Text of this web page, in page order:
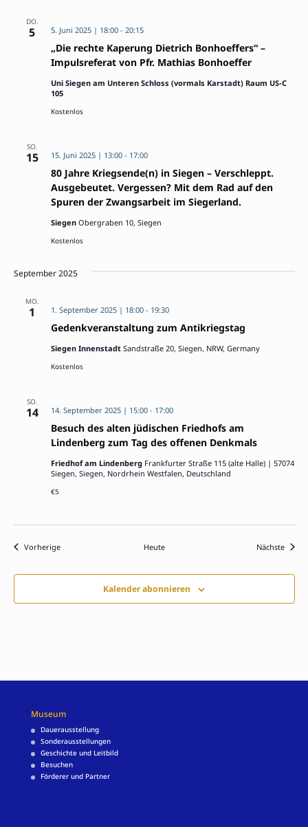
DO.
5
„Die rechte Kaperung Dietrich Bonhoeffers“ –
Impulsreferat von Pfr. Mathias Bonhoeffer
5. Juni 2025 | 18:00- 20:15
Uni Siegen am Unteren Schloss (vormals Karstadt) Raum US-C
105
Kostenlos
SO.
15
80 Jahre Kriegsende(n) in Siegen – Verschleppt.
Ausgebeutet. Vergessen? Mit dem Rad auf den
Spuren der Zwangsarbeit im Siegerland.
15. Juni 2025 | 13:00- 17:00
Siegen Obergraben 10, Siegen
Kostenlos
September 2025
MO.
1
Gedenkveranstaltung zum Antikriegstag
1. September 2025 | 18:00- 19:30
Siegen Innenstadt Sandstraße 20, Siegen, NRW, Germany
Kostenlos
SO.
14
Besuch des alten jüdischen Friedhofs am
Lindenberg zum Tag des offenen Denkmals
14. September 2025 | 15:00- 17:00
Friedhof am Lindenberg Frankfurter Straße 115 (alte Halle) | 57074
Siegen, Siegen, Nordrhein Westfalen, Deutschland
€5
VorherigeVeranstaltungen Heute Nächste
Kalender abonnieren
Museum
Dauerausstellung
Sonderausstellungen
Geschichte und Leitbild
Besuchen
Förderer und Partner